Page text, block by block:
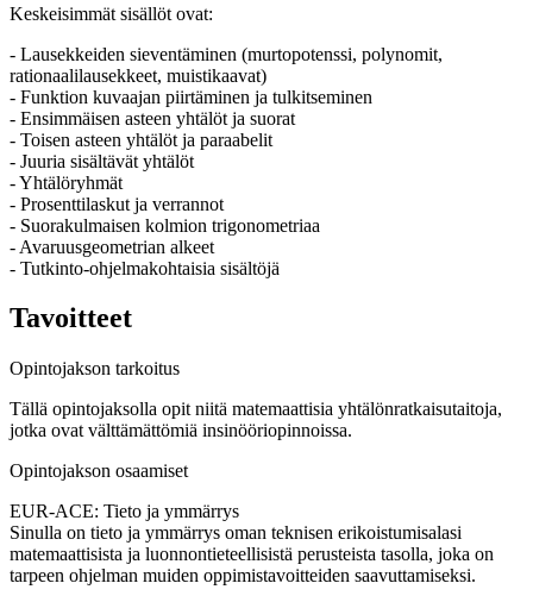
Keskeisimmät sisällöt ovat:
- Lausekkeiden sieventäminen (murtopotenssi, polynomit,
rationaalilausekkeet, muistikaavat)
- Funktion kuvaajan piirtäminen ja tulkitseminen
- Ensimmäisen asteen yhtälöt ja suorat
- Toisen asteen yhtälöt ja paraabelit
- Juuria sisältävät yhtälöt
- Yhtälöryhmät
- Prosenttilaskut ja verrannot
- Suorakulmaisen kolmion trigonometriaa
- Avaruusgeometrian alkeet
- Tutkinto-ohjelmakohtaisia sisältöjä
Tavoitteet
Opintojakson tarkoitus
Tällä opintojaksolla opit niitä matemaattisia yhtälönratkaisutaitoja,
jotka ovat välttämättömiä insinööriopinnoissa.
Opintojakson osaamiset
EUR-ACE: Tieto ja ymmärrys
Sinulla on tieto ja ymmärrys oman teknisen erikoistumisalasi
matemaattisista ja luonnontieteellisistä perusteista tasolla, joka on
tarpeen ohjelman muiden oppimistavoitteiden saavuttamiseksi.